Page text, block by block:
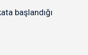
başlandığı